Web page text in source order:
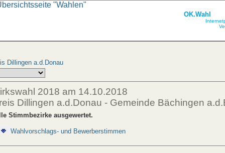
OK.Wahl
"Wahlen"
Dillingen a.d.Donau
2018 am 14.10.2018
Dillingen a.d.Donau - Gemeinde Bächingen
Stimmbezirke ausgewertet.
Wahlvorschlags- und Bewerberstimmen